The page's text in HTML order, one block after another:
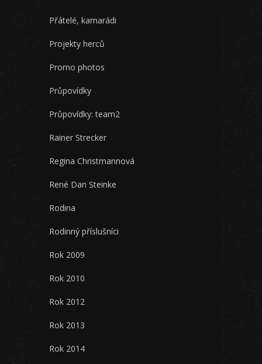
Přátelé, kamarádi
Projekty herců
Promo photos
Průpovídky
Průpovídky: team2
Rainer Strecker
Regina Christmannová
René Dan Steinke
Rodina
Rodinný příslušníci
Rok 2009
Rok 2010
Rok 2012
Rok 2013
Rok 2014